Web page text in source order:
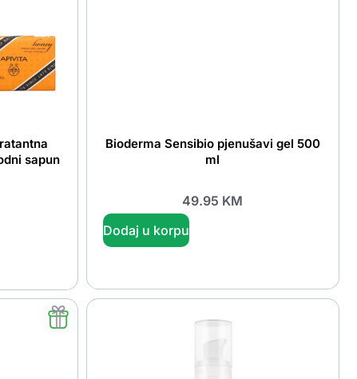
sapun
Bioderma Sensibio pjenušavi gel 500
ml
49.95 KM
Dodaj u korpu